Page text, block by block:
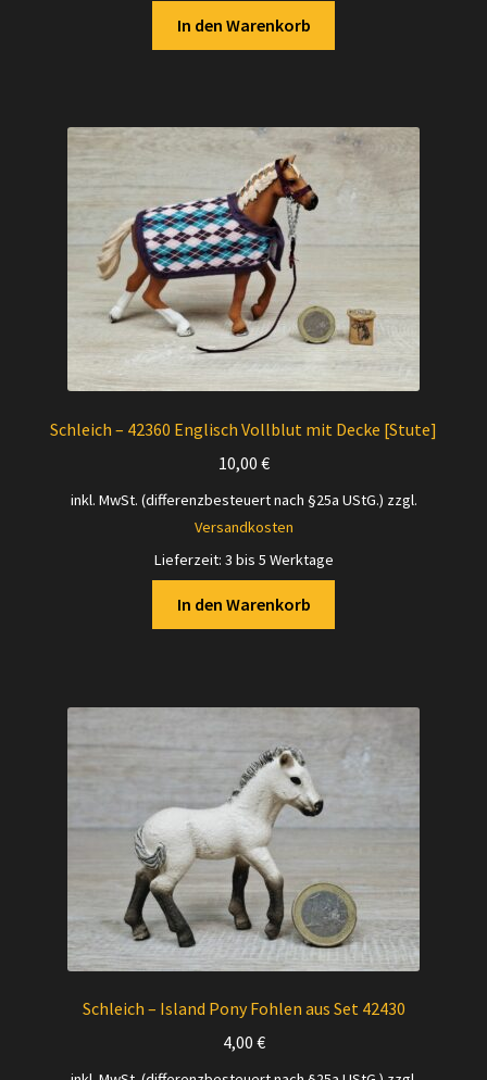
In den Warenkorb
Schleich – 42360 Englisch Vollblut mit Decke [Stute]
10,00 €
inkl. MwSt. (differenzbesteuert nach §25a UStG.) zzgl.
Versandkosten
Lieferzeit: 3 bis 5 Werktage
In den Warenkorb
Schleich – Island Pony Fohlen aus Set 42430
4,00 €